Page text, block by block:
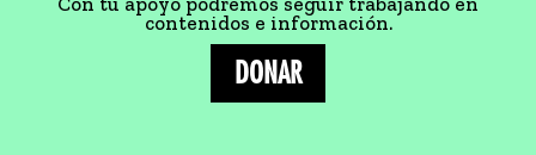
contenidos e información.
DONAR